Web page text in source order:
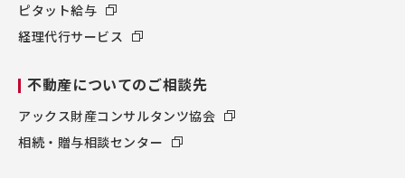
ピタット給与
経理代行サービス
不動産についてのご相談先
アックス財産コンサルタンツ協会
相続・贈与相談センター